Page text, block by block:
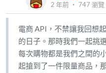
2 年前 ‧ 747瀏覽
電商 API，不禁讓我回想
的日子。那時我們一起挑
每次購物都是我們之間的
起搶到了一件限量商品，